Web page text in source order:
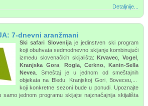
Detaljnije...
7-dnevni aranžmani
Ski safari Slovenijaje jedinstven ski program
koji obuhvata sedmodnevno skijanje kombinujući
između slovenačkih skijališta:Krvavec ,Vogel
Kranjska Gora, Rogla,Cerkno, Kanin-Sella
Nevea . Smeštaj je u jednom od smeštajnih
objekata na Bledu, Kranjskoj Gori, Boveceu,...
koji konkretne sezoni bude u ponudi. Upoznajte
jednom programu skijajte najznačajnija skijališta